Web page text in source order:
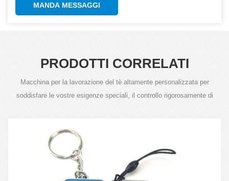
MANDA MESSAGGI
PRODOTTI CORRELATI
Macchina per la lavorazione del tè altamente personalizzata per
soddisfare le vostre esigenze speciali, il controllo rigorosamente di